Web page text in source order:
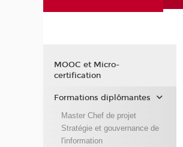
MOOC et Micro-
certification
Formations diplômantes
Master Chef de projet
Stratégie et gouvernance de
l'information